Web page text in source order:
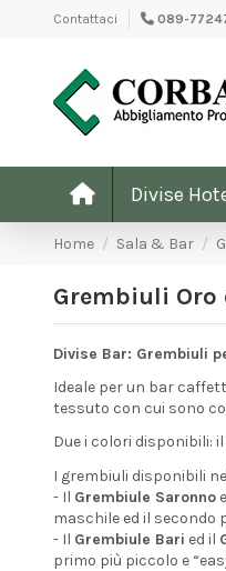
Contattaci 089-
Divise
Home Sala & Bar
Grembiuli Oro
Divise Bar: Grembiuli
Ideale per un bar
tessuto con cui sono
Due i colori disponibili: il
I grembiuli disponibili
- Il Grembiule Saronno
maschile ed il secondo
- Il Grembiule Bari ed il
primo più piccolo e